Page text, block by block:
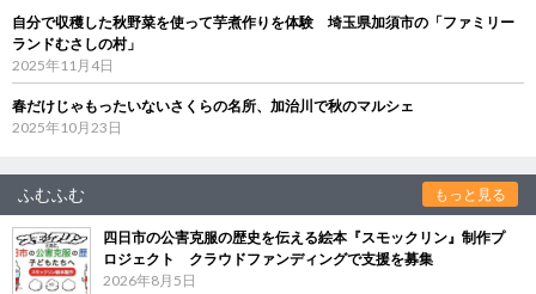
自分で収穫した秋野菜を使って芋煮作りを体験 埼玉県加須市の「ファミリー
ランドむさしの村」
2025年11月4日
春だけじゃもったいないさくらの名所、加治川で秋のマルシェ
2025年10月23日
ふむふむ もっと見る
四日市の公害克服の歴史を伝える絵本『スモックリン』制作プ
ロジェクト クラウドファンディングで支援を募集
2026年8月5日